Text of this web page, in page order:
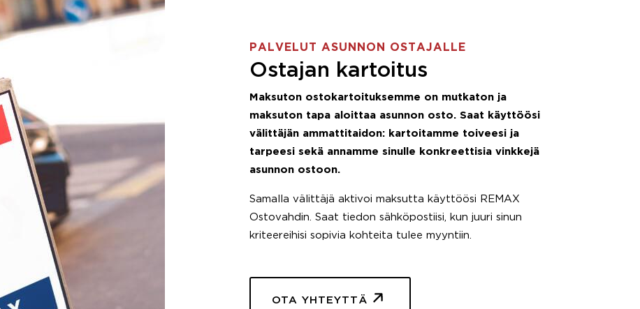
PALVELUT ASUNNON OSTAJALLE
Ostajan kartoitus
Maksuton ostokartoituksemme on mutkaton ja
maksuton tapa aloittaa asunnon osto. Saat käyttöösi
välittäjän ammattitaidon: kartoitamme toiveesi ja
tarpeesi sekä annamme sinulle konkreettisia vinkkejä
asunnon ostoon.
Samalla välittäjä aktivoi maksutta käyttöösi REMAX
Ostovahdin. Saat tiedon sähköpostiisi, kun juuri sinun
kriteereihisi sopivia kohteita tulee myyntiin.
OTA YHTEYTTÄ